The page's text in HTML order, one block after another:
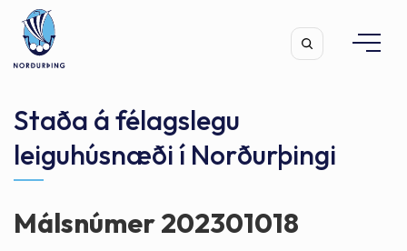
Leita
Staða á félagslegu
leiguhúsnæði í Norðurþingi
Málsnúmer 202301018